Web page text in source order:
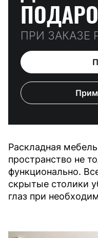
ПРИ ЗАКАЗЕ
Раскладная
пространство не
функционально.
скрытые столики
глаз при